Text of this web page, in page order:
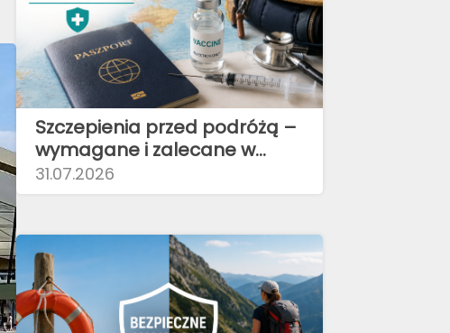
Szczepienia przed podróżą –
wymagane i zalecane w
różnych krajach
31.07.2026